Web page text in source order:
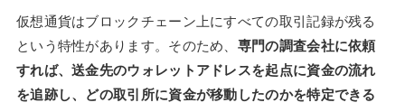
仮想通貨はブロックチェーン上にすべての取引記録が残る
という特性があります。そのため、 専門の調査会社に依頼
すれば、送金先のウォレットアドレスを起点に資金の流れ
を追跡し、どの取引所に資金が移動したのかを特定できる